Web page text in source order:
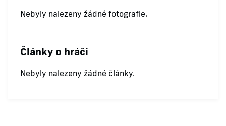
Nebyly nalezeny žádné fotografie.
Články o hráči
Nebyly nalezeny žádné články.